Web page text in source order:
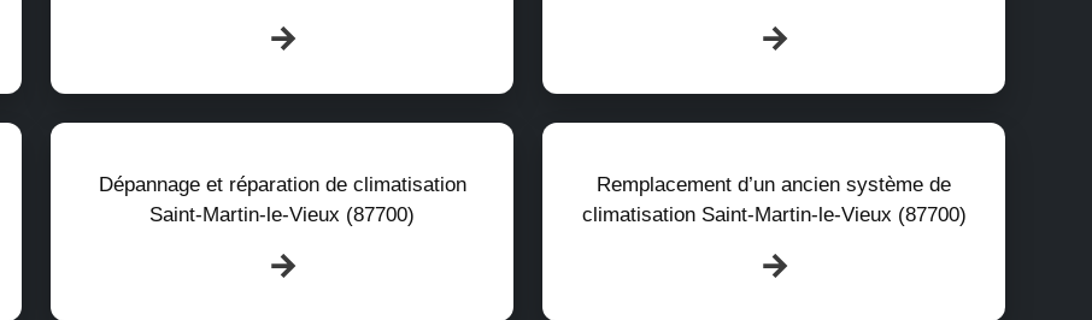
Dépannage et réparation de climatisation
Saint-Martin-le-Vieux (87700)
Remplacement d’un ancien système de
climatisation Saint-Martin-le-Vieux (87700)